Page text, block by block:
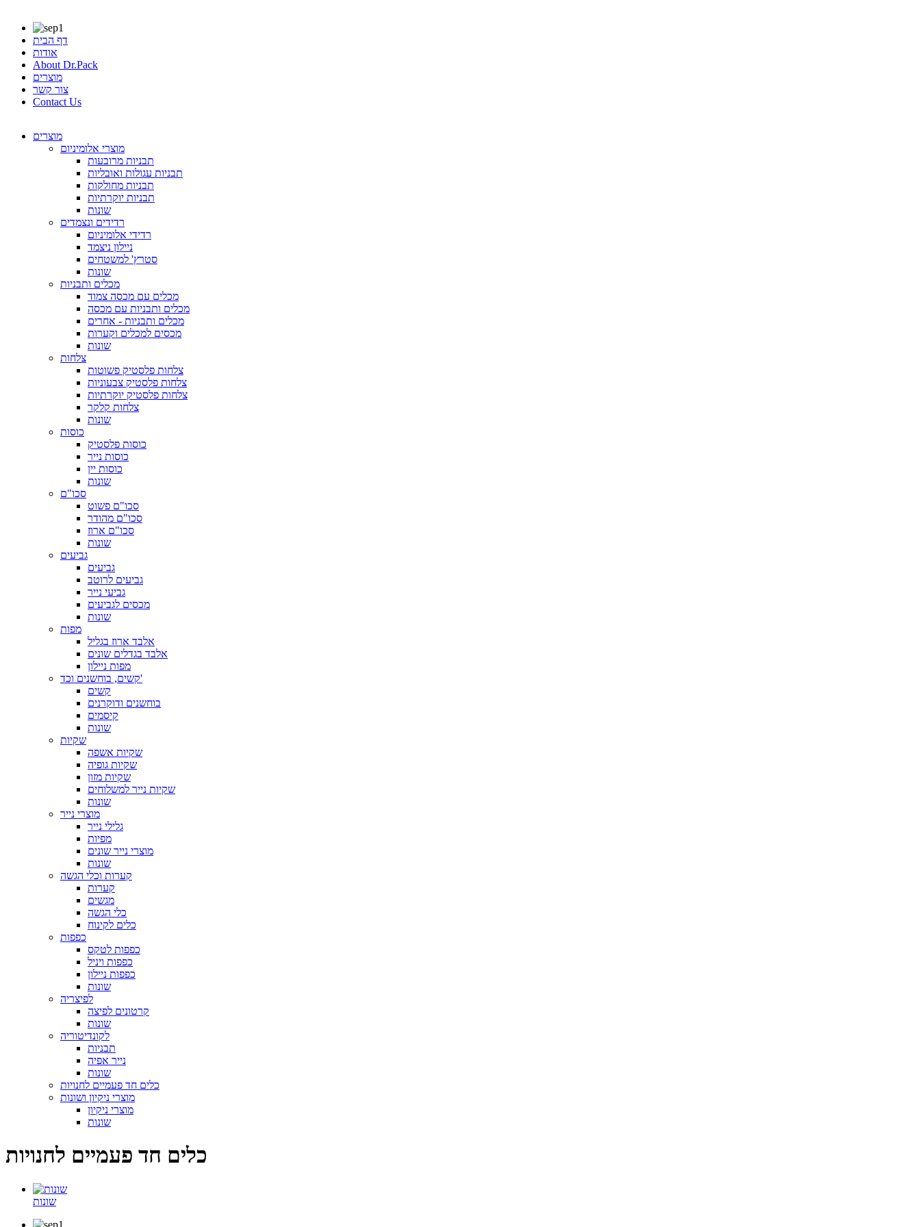
דף הבית
אודות
About Dr.Pack
מוצרים
צור קשר
Contact Us
מוצרים
מוצרי אלומיניום
תבניות מרובעות
תבניות עגולות ואובליות
תבניות מחולקות
תבניות יוקרתיות
שונות
רדידים ונצמדים
רדידי אלומיניום
ניילון ניצמד
סטרץ' למשטחים
שונות
מכלים ותבניות
מכלים עם מכסה צמוד
מכלים ותבניות עם מכסה
מכלים ותבניות - אחרים
מכסים למכלים וקערות
שונות
צלחות
צלחות פלסטיק פשוטות
צלחות פלסטיק צבעוניות
צלחות פלסטיק יוקרתיות
צלחות קלקר
שונות
כוסות
כוסות פלסטיק
כוסות נייר
כוסות יין
שונות
סכו"ם
סכו"ם פשוט
סכו"ם מהודר
סכו"ם ארוז
שונות
גביעים
גביעים
גביעים לרוטב
גביעי נייר
מכסים לגביעים
שונות
מפות
אלבד ארוז בגליל
אלבד בגדלים שונים
מפות ניילון
קשים, בוחשנים וכד'
קשים
בוחשנים ודוקרנים
קיסמים
שונות
שקיות
שקיות אשפה
שקיות גופיה
שקיות מזון
שקיות נייר למשלוחים
שונות
מוצרי נייר
גלילי נייר
מפיות
מוצרי נייר שונים
שונות
קערות וכלי הגשה
קערות
מגשים
כלי הגשה
כלים לקינוח
כפפות
כפפות לטקס
כפפות ויניל
כפפות ניילון
שונות
לפיצריה
קרטונים לפיצה
שונות
לקונדיטוריה
תבניות
נייר אפיה
שונות
כלים חד פעמיים לחנויות
מוצרי ניקיון ושונות
מוצרי ניקיון
שונות
כלים חד פעמיים לחנויות
שונות